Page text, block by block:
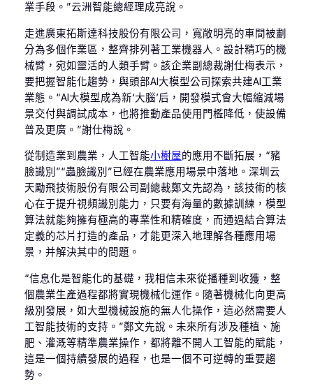
業手段。”云洲智能總經理成亮說。
走進廣東拓斯達科技股份有限公司，寬敞明亮的車間被劃
分為多個作業區，整齊排列著工業機器人。設計精巧的機
械臂，宛如靈活的人類手臂。該企業副總裁謝仕梅表示，
要把握智能化趨勢，與頭部AI大模型公司探索共建AI工業
業態。“AI大模型成為新‘大腦’后，開發模式會大幅縮減場
景交付與調試成本，也將推動產品使用門檻降低，使設備
普及更廣。”謝仕梅說。
從制造業到農業，人工智能小樹屋的應用不斷拓展，“豬
臉識別”“蟲臉識別”已經在農業應用場景中落地。深圳云
天勵飛技術股份有限公司副總裁鄭文先認為，該技術的核
心在于提升視頻識別能力，只要有海量的數據訓練，模型
算法就能夠擁有極高的專業性和精確度，而通過結合算法
定義的芯片打造的產品，才能更深入地理解各種應用場
景，并解決其中的問題。
“信息化是智能化的基礎，我相信未來從播種到收獲，整
個農業生產過程都將實現機械化運作。隨著機械化向更高
級別發展，如大型機械設施的無人化操作，這必然需要人
工智能技術的支持。”鄭文先說。未來所有涉及種植、施
肥、灌溉等精準農業操作，都將離不開人工智能的賦能，
這是一個持續發展的過程，也是一個不可逆轉的重要趨
勢。